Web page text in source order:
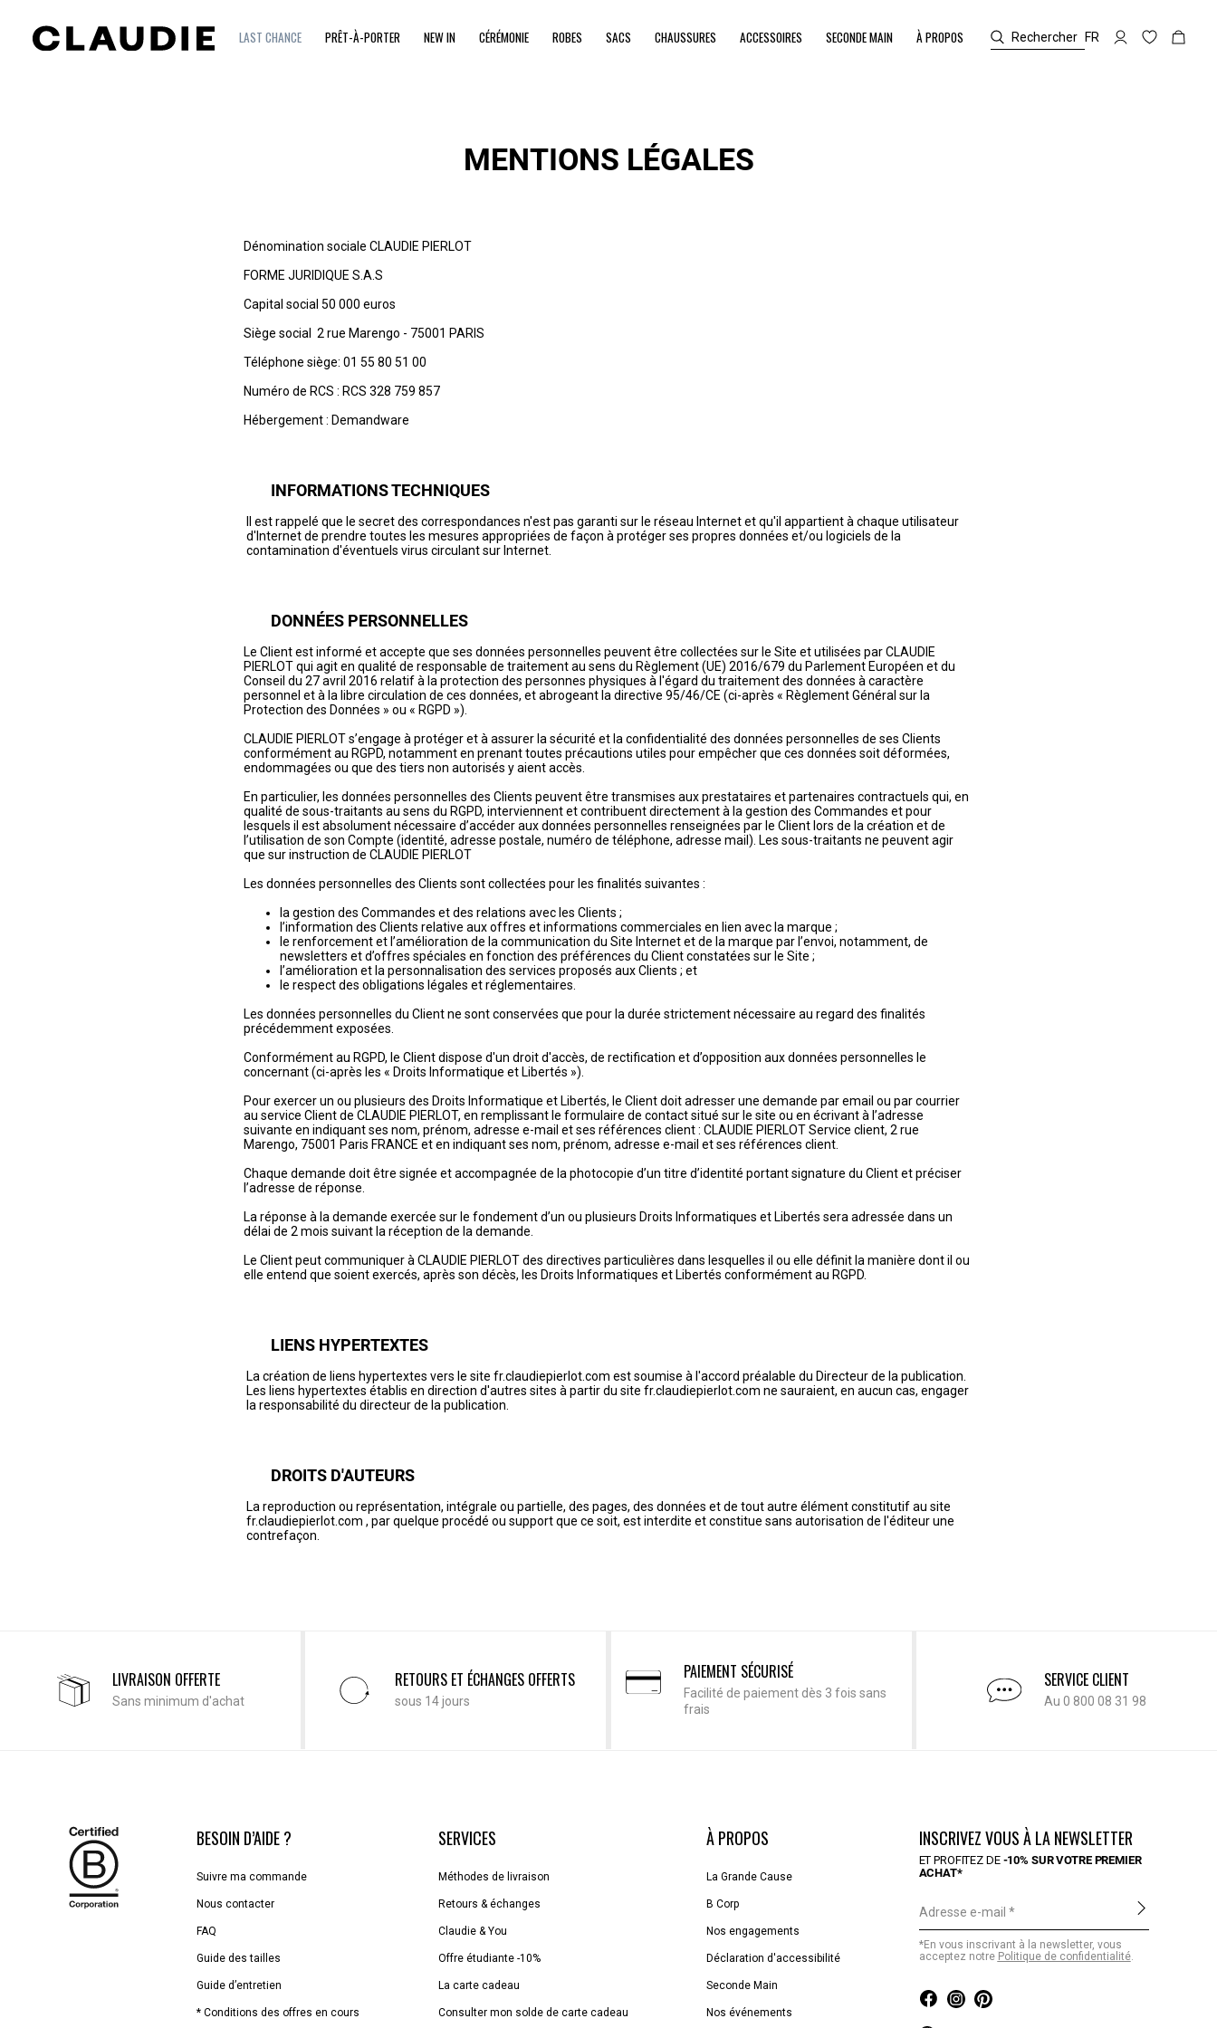
LAST CHANCE PRÊT-À-PORTER NEW IN CÉRÉMONIE ROBES SACS CHAUSSURES ACCESSOIRES SECONDE MAIN À PROPOS Rechercher FR
MENTIONS LÉGALES
Dénomination sociale CLAUDIE PIERLOT
FORME JURIDIQUE S.A.S
Capital social 50 000 euros
Siège social 2 rue Marengo - 75001 PARIS
Téléphone siège: 01 55 80 51 00
Numéro de RCS : RCS 328 759 857
Hébergement : Demandware
INFORMATIONS TECHNIQUES
Il est rappelé que le secret des correspondances n'est pas garanti sur le réseau Internet et qu'il appartient à chaque utilisateur
d'Internet de prendre toutes les mesures appropriées de façon à protéger ses propres données et/ou logiciels de la
contamination d'éventuels virus circulant sur Internet.
DONNÉES PERSONNELLES
Le Client est informé et accepte que ses données personnelles peuvent être collectées sur le Site et utilisées par CLAUDIE
PIERLOT qui agit en qualité de responsable de traitement au sens du Règlement (UE) 2016/679 du Parlement Européen et du
Conseil du 27 avril 2016 relatif à la protection des personnes physiques à l'égard du traitement des données à caractère
personnel et à la libre circulation de ces données, et abrogeant la directive 95/46/CE (ci-après « Règlement Général sur la
Protection des Données » ou « RGPD »).
CLAUDIE PIERLOT s’engage à protéger et à assurer la sécurité et la confidentialité des données personnelles de ses Clients
conformément au RGPD, notamment en prenant toutes précautions utiles pour empêcher que ces données soit déformées,
endommagées ou que des tiers non autorisés y aient accès.
En particulier, les données personnelles des Clients peuvent être transmises aux prestataires et partenaires contractuels qui, en
qualité de sous-traitants au sens du RGPD, interviennent et contribuent directement à la gestion des Commandes et pour
lesquels il est absolument nécessaire d’accéder aux données personnelles renseignées par le Client lors de la création et de
l’utilisation de son Compte (identité, adresse postale, numéro de téléphone, adresse mail). Les sous-traitants ne peuvent agir
que sur instruction de CLAUDIE PIERLOT
Les données personnelles des Clients sont collectées pour les finalités suivantes :
la gestion des Commandes et des relations avec les Clients ;
l’information des Clients relative aux offres et informations commerciales en lien avec la marque ;
le renforcement et l’amélioration de la communication du Site Internet et de la marque par l’envoi, notamment, de
newsletters et d’offres spéciales en fonction des préférences du Client constatées sur le Site ;
l’amélioration et la personnalisation des services proposés aux Clients ; et
le respect des obligations légales et réglementaires.
Les données personnelles du Client ne sont conservées que pour la durée strictement nécessaire au regard des finalités
précédemment exposées.
Conformément au RGPD, le Client dispose d'un droit d'accès, de rectification et d’opposition aux données personnelles le
concernant (ci-après les « Droits Informatique et Libertés »).
Pour exercer un ou plusieurs des Droits Informatique et Libertés, le Client doit adresser une demande par email ou par courrier
au service Client de CLAUDIE PIERLOT, en remplissant le formulaire de contact situé sur le site ou en écrivant à l’adresse
suivante en indiquant ses nom, prénom, adresse e-mail et ses références client : CLAUDIE PIERLOT Service client, 2 rue
Marengo, 75001 Paris FRANCE et en indiquant ses nom, prénom, adresse e-mail et ses références client.
Chaque demande doit être signée et accompagnée de la photocopie d’un titre d’identité portant signature du Client et préciser
l’adresse de réponse.
La réponse à la demande exercée sur le fondement d’un ou plusieurs Droits Informatiques et Libertés sera adressée dans un
délai de 2 mois suivant la réception de la demande.
Le Client peut communiquer à CLAUDIE PIERLOT des directives particulières dans lesquelles il ou elle définit la manière dont il ou
elle entend que soient exercés, après son décès, les Droits Informatiques et Libertés conformément au RGPD.
LIENS HYPERTEXTES
La création de liens hypertextes vers le site fr.claudiepierlot.com est soumise à l'accord préalable du Directeur de la publication.
Les liens hypertextes établis en direction d'autres sites à partir du site fr.claudiepierlot.com ne sauraient, en aucun cas, engager
la responsabilité du directeur de la publication.
DROITS D'AUTEURS
La reproduction ou représentation, intégrale ou partielle, des pages, des données et de tout autre élément constitutif au site
fr.claudiepierlot.com , par quelque procédé ou support que ce soit, est interdite et constitue sans autorisation de l'éditeur une
contrefaçon.
LIVRAISON OFFERTE
Sans minimum d'achat
RETOURS ET ÉCHANGES OFFERTS
sous 14 jours
PAIEMENT SÉCURISÉ
Facilité de paiement dès 3 fois sans
frais
SERVICE CLIENT
Au 0 800 08 31 98
BESOIN D’AIDE ?
Suivre ma commande
Nous contacter
FAQ
Guide des tailles
Guide d’entretien
* Conditions des offres en cours
SERVICES
Méthodes de livraison
Retours & échanges
Claudie & You
Offre étudiante -10%
La carte cadeau
Consulter mon solde de carte cadeau
À PROPOS
La Grande Cause
B Corp
Nos engagements
Déclaration d'accessibilité
Seconde Main
Nos événements
INSCRIVEZ VOUS À LA NEWSLETTER
ET PROFITEZ DE -10% SUR VOTRE PREMIER
ACHAT*
Adresse e-mail
*En vous inscrivant à la newsletter, vous
acceptez notre Politique de confidentialité.